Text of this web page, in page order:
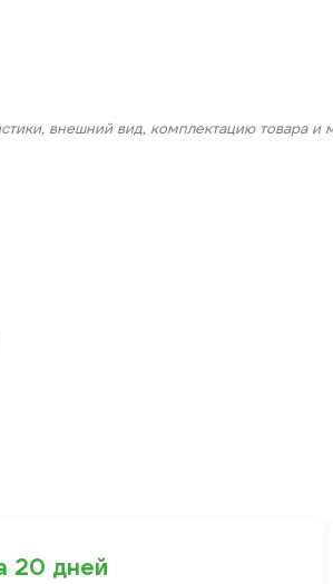
внешний вид, комплектацию товара и
20 дней